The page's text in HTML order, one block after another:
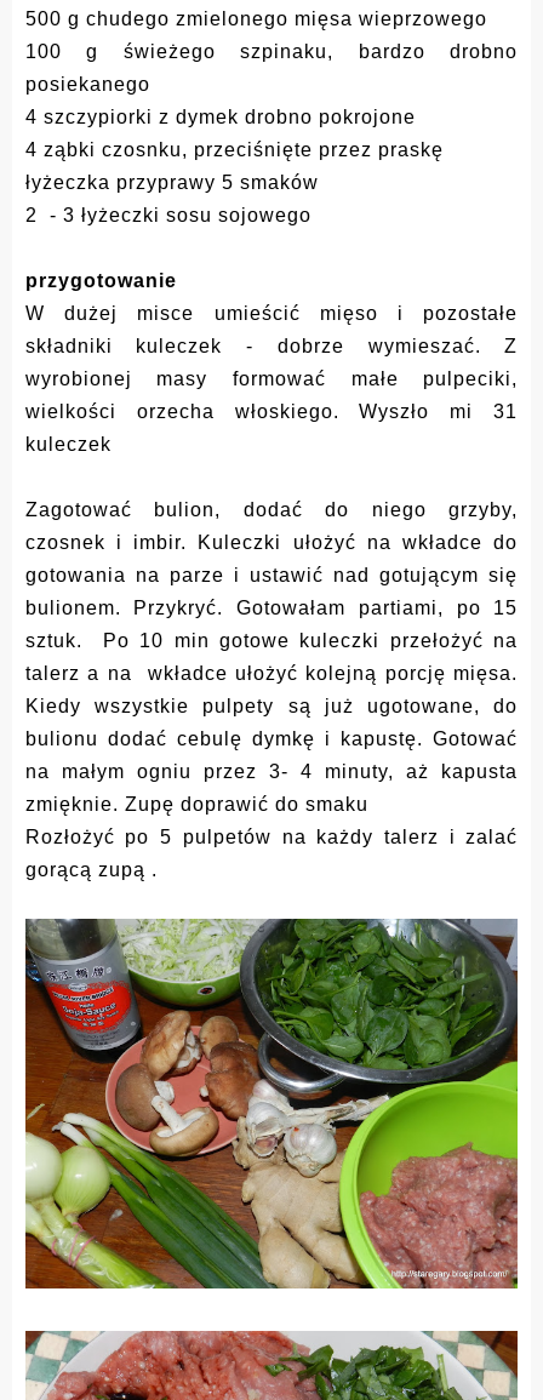
500 g chudego zmielonego mięsa wieprzowego
100 g świeżego szpinaku, bardzo drobno
posiekanego
4 szczypiorki z dymek drobno pokrojone
4 ząbki czosnku, przeciśnięte przez praskę
łyżeczka przyprawy 5 smaków
2 - 3 łyżeczki sosu sojowego
przygotowanie
W dużej misce umieścić mięso i pozostałe
składniki kuleczek - dobrze wymieszać. Z
wyrobionej masy formować małe pulpeciki,
wielkości orzecha włoskiego. Wyszło mi 31
kuleczek
Zagotować bulion, dodać do niego grzyby,
czosnek i imbir. Kuleczki ułożyć na wkładce do
gotowania na parze i ustawić nad gotującym się
bulionem. Przykryć.
Gotowałam partiami, po 15
sztuk. Po 10 min gotowe kuleczki przełożyć na
talerz a na wkładce ułożyć kolejną porcję mięsa.
Kiedy wszystkie pulpety są już ugotowane, do
bulionu dodać cebulę dymkę i kapustę. Gotować
na małym ogniu przez 3- 4 minuty, aż kapusta
zmięknie. Zupę doprawić do smaku
Rozłożyć po 5 pulpetów na każdy talerz i zalać
gorącą zupą .